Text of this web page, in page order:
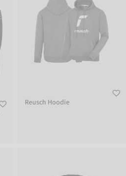
Reusch Hoodie